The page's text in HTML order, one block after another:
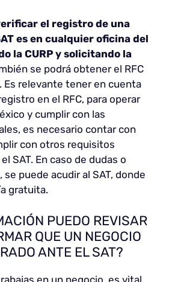
el registro de una
es en cualquier oficina del
la CURP y solicitando la
se podrá obtener el RFC
relevante tener en cuenta
en el RFC, para operar
y cumplir con las
es necesario contar con
con otros requisitos
SAT. En caso de dudas o
se puede acudir al SAT, donde
gratuita.
PUEDO REVISAR
QUE UN NEGOCIO
ANTE EL SAT?
en un negocio, es vital